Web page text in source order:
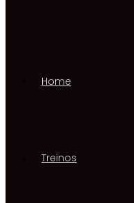
Home
Treinos